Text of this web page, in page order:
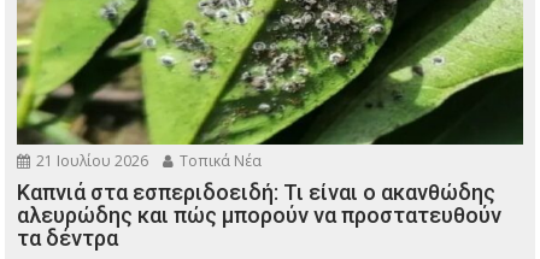
21 Ιουλίου 2026 Τοπικά Νέα
Καπνιά στα εσπεριδοειδή: Τι είναι ο ακανθώδης
αλευρώδης και πώς μπορούν να προστατευθούν
τα δέντρα